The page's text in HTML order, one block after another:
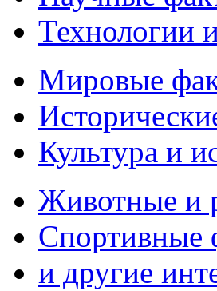
Технологии
Мировые
Культура и
Животные и
Спортивные
и другие